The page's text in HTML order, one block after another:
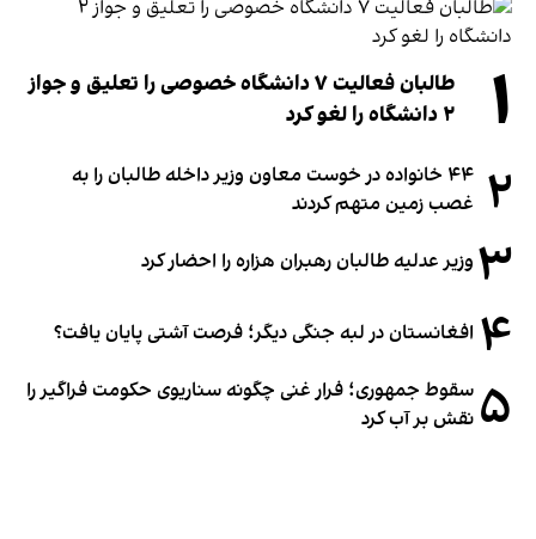
۱
طالبان فعالیت ۷ دانشگاه خصوصی را تعلیق و جواز
۲ دانشگاه را لغو کرد
۲
۴۴ خانواده در خوست معاون وزیر داخله طالبان را به
غصب زمین متهم کردند
۳ وزیر عدلیه طالبان رهبران هزاره را احضار کرد
۴ افغانستان در لبه جنگی دیگر؛ فرصت آشتی پایان یافت؟
۵ سقوط جمهوری؛ فرار غنی چگونه سناریوی حکومت فراگیر را
نقش بر آب کرد